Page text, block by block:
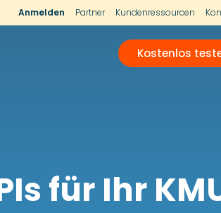
Anmelden Partner Kundenressourcen
Kostenlos
für Ihr